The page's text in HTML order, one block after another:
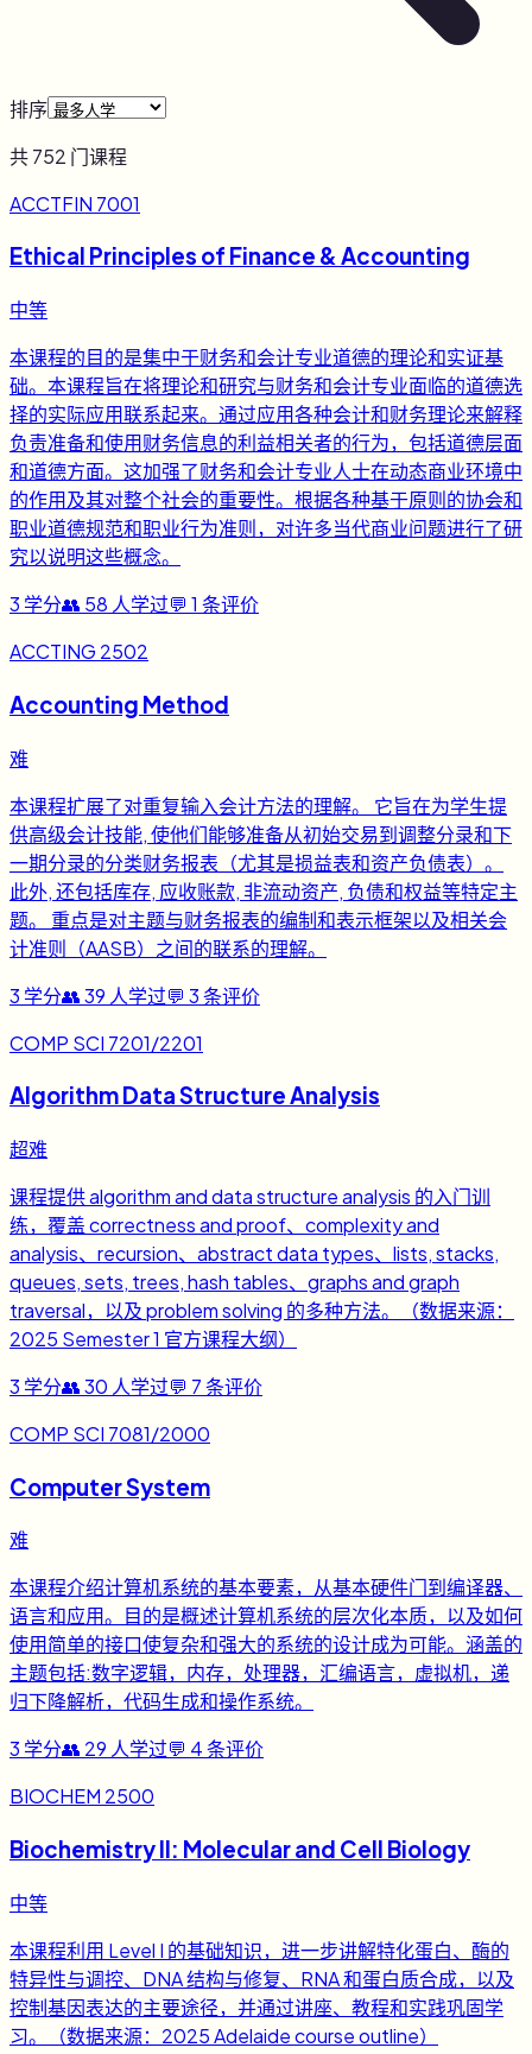
排序
共752 门课程
ACCTFIN 7001
Ethical Principles of Finance & Accounting
中等
本课程的目的是集中于财务和会计专业道德的理论和实证基
础。本课程旨在将理论和研究与财务和会计专业面临的道德选
择的实际应用联系起来。通过应用各种会计和财务理论来解释
负责准备和使用财务信息的利益相关者的行为，包括道德层面
和道德方面。这加强了财务和会计专业人士在动态商业环境中
的作用及其对整个社会的重要性。根据各种基于原则的协会和
职业道德规范和职业行为准则，对许多当代商业问题进行了研
究以说明这些概念。
3 学分👥 58 人学过💬 1 条评价
ACCTING 2502
Accounting Method
难
本课程扩展了对重复输入会计方法的理解。 它旨在为学生提
供高级会计技能, 使他们能够准备从初始交易到调整分录和下
一期分录的分类财务报表（尤其是损益表和资产负债表）。
此外, 还包括库存, 应收账款, 非流动资产, 负债和权益等特定主
题。 重点是对主题与财务报表的编制和表示框架以及相关会
计准则（AASB）之间的联系的理解。
3 学分👥39 人学过💬 3条评价
COMP SCI 7201/2201
Algorithm Data Structure Analysis
超难
课程提供 algorithm and data structure analysis 的入门训
练，覆盖 correctness and proof、complexity and
analysis、recursion、abstract data types、lists, stacks,
queues, sets, trees, hash tables、graphs and graph
traversal，以及 problem solving 的多种方法。（数据来源：
2025 Semester 1 官方课程大纲）
3 学分👥30 人学过💬 7条评价
COMP SCI 7081/2000
Computer System
难
本课程介绍计算机系统的基本要素，从基本硬件门到编译器、
语言和应用。目的是概述计算机系统的层次化本质，以及如何
使用简单的接口使复杂和强大的系统的设计成为可能。涵盖的
主题包括:数字逻辑，内存，处理器，汇编语言，虚拟机，递
归下降解析，代码生成和操作系统。
3 学分👥 29 人学过💬 4条评价
BIOCHEM 2500
Biochemistry II: Molecular and Cell Biology
中等
本课程利用 Level I 的基础知识，进一步讲解特化蛋白、酶的
特异性与调控、DNA 结构与修复、RNA 和蛋白质合成，以及
控制基因表达的主要途径，并通过讲座、教程和实践巩固学
习。（数据来源：2025 Adelaide course outline）